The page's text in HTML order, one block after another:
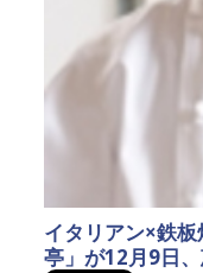
イタリアン×鉄
亭」が12月9日